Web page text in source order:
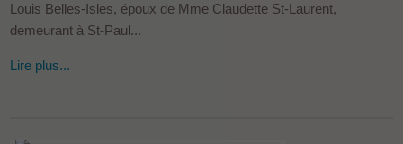
Louis Belles-Isles, époux de Mme Claudette St-Laurent,
demeurant à St-Paul...
Lire plus...